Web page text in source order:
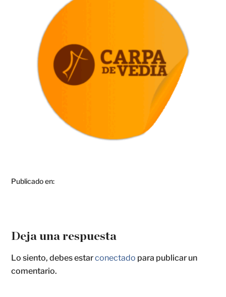
Publicado en:
Deja una respuesta
Lo siento, debes estarconectado para publicar un
comentario.